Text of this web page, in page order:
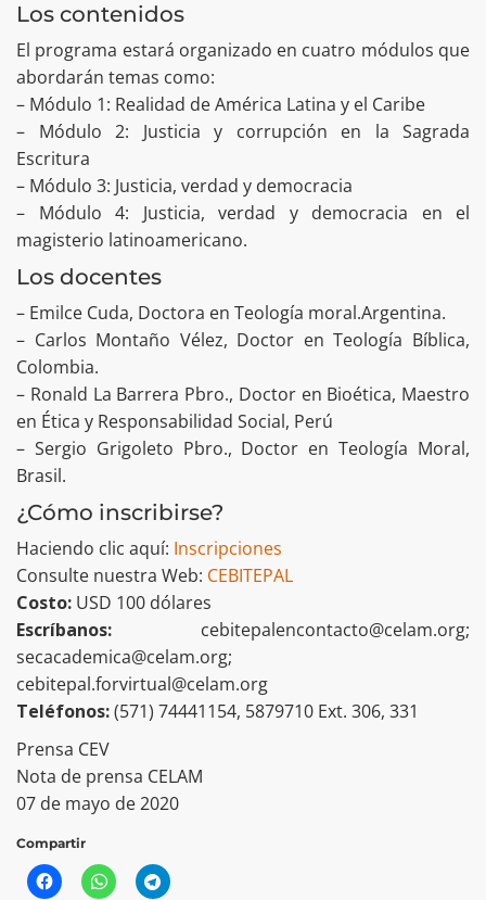
Los contenidos
El programa estará organizado en cuatro módulos que
abordarán temas como:
– Módulo 1: Realidad de América Latina y el Caribe
– Módulo 2: Justicia y corrupción en la Sagrada
Escritura
– Módulo 3: Justicia, verdad y democracia
– Módulo 4: Justicia, verdad y democracia en el
magisterio latinoamericano.
Los docentes
– Emilce Cuda, Doctora en Teología moral.Argentina.
– Carlos Montaño Vélez, Doctor en Teología Bíblica,
Colombia.
– Ronald La Barrera Pbro., Doctor en Bioética, Maestro
en Ética y Responsabilidad Social, Perú
– Sergio Grigoleto Pbro., Doctor en Teología Moral,
Brasil.
¿Cómo inscribirse?
Haciendo clic aquí: Inscripciones
Consulte nuestra Web: CEBITEPAL
Costo: USD 100 dólares
Escríbanos: cebitepalencontacto@celam.org;
secacademica@celam.org;
cebitepal.forvirtual@celam.org
Teléfonos:(571) 74441154, 5879710 Ext. 306, 331
Prensa CEV
Nota de prensa CELAM
07 de mayo de 2020
Compartir